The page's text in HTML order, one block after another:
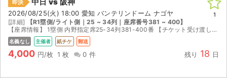
即決
2026/08/25(火) 18:00 愛知 バンテリンドーム ナゴヤ
[詳細]
【R1塁側/ライト側｜25 ~ 34列｜座席番号381 ~ 400】
【座席情報】 1塁側 内野指定席25-34列381-400番 【チケット受け渡し】 紙チケットとなりますので、簡易書留にてお送りいたします。 【試合中止時の対応】 試合が中止となった場合は、...
名義なし 主催者 紙チケ 郵送
4,000 円/枚 1 枚 0 件 残り 18 日
1